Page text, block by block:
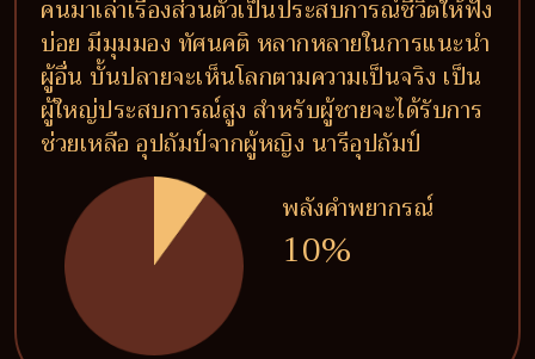
คนมาเล่าเรื่องส่วนตัวเป็นประสบการณ์ชีวิตให้ฟัง
บ่อย มีมุมมอง ทัศนคติ หลากหลายในการแนะนำ
ผู้อื่น บั้นปลายจะเห็นโลกตามความเป็นจริง เป็น
ผู้ใหญ่ประสบการณ์สูง สำหรับผู้ชายจะได้รับการ
ช่วยเหลือ อุปถัมป์จากผู้หญิง นารีอุปถัมป์
พลังคำพยากรณ์
10%